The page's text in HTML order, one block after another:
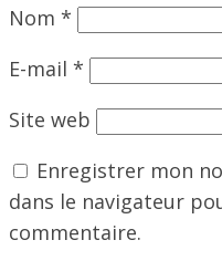
Nom *
E-mail *
Site web
Enregistrer mon
dans le navigateur
commentaire.